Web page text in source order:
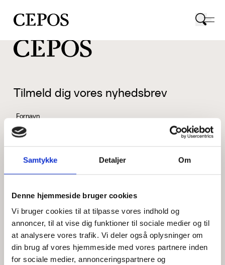
Samtykke Detaljer Om
Denne hjemmeside bruger cookies
Vi bruger cookies til at tilpasse vores indhold og
annoncer, til at vise dig funktioner til sociale medier og til
at analysere vores trafik. Vi deler også oplysninger om
din brug af vores hjemmeside med vores partnere inden
for sociale medier, annonceringspartnere og
CEPOS logo
Tilmeld dig vores nyhedsbrev
Fornavn
Efternavn